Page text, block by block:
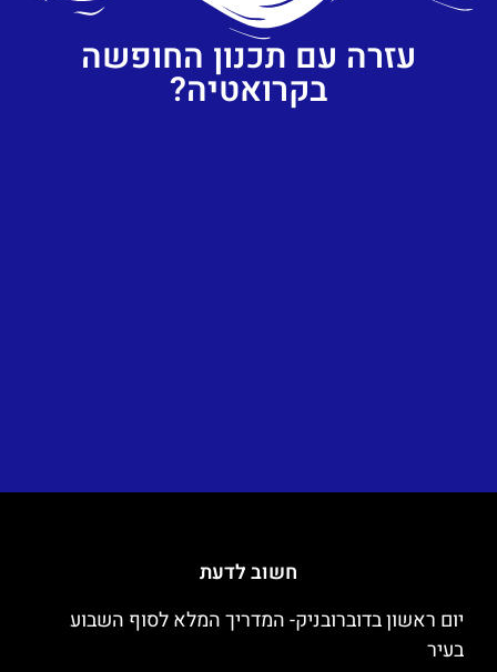
עזרה עם תכנון החופשה
בקרואטיה?
חשוב לדעת
יום ראשון בדוברובניק- המדריך המלא לסוף השבוע
בעיר